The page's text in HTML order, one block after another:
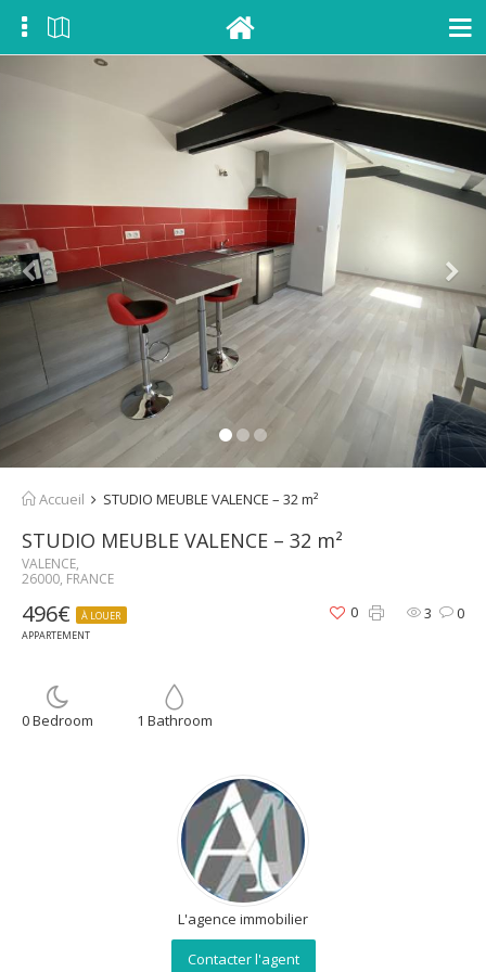
Accueil STUDIO MEUBLE VALENCE – 32 m²
STUDIO MEUBLE VALENCE – 32 m²
VALENCE,
26000, FRANCE
496€
À LOUER
APPARTEMENT
3 0
0
0 Bedroom 1 Bathroom
L'agence immobilier
Contacter l'agent